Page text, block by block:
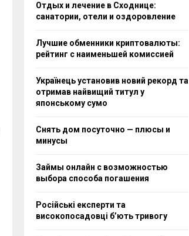
Отдых и лечение в Сходнице:
санатории, отели и оздоровление
Лучшие обменники криптовалюты:
рейтинг с наименьшей комиссией
Українець установив новий рекорд та
отримав найвищий титул у
японському сумо
Снять дом посуточно — плюсы и
минусы
Займы онлайн с возможностью
выбора способа погашения
Російські експерти та
високопосадовці бʼють тривогу